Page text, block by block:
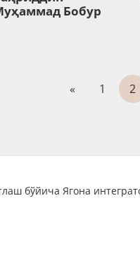
Бобур
« 1 2
бўйича Ягона